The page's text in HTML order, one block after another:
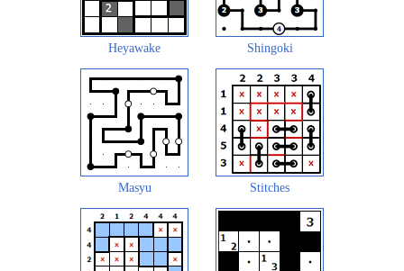
Heyawake Shingoki
Masyu Stitches